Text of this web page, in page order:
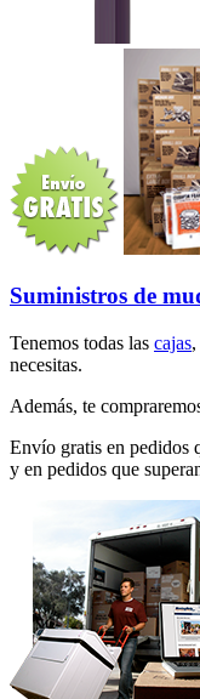
Suministros de
Tenemos todas las cajas,
necesitas.
Además, te
Envío gratis en pedidos
y en pedidos que